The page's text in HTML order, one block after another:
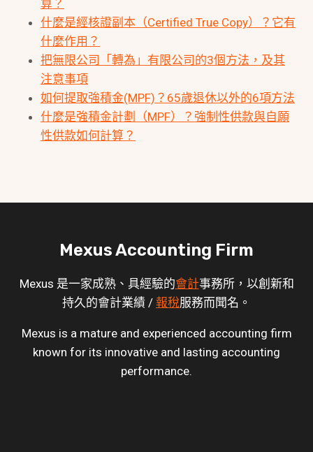
算？
什麼是經核證副本（Certified True Copy）？它有
什麼作用？
把無限公司「轉為」有限公司的3個方法，及其
注意事項
如何提取強積金(MPF)？65歲退休以外的6項方法
什麼是強積金計劃（MPF）？強制性供款與自願
性供款如何計算？
Mexus Accounting Firm
Mexus 是一家成熟、具經驗的會計事務所，以創新和
持久的會計業績 / 報稅服務而聞名。
Mexus is a mature and experienced accounting firm
known for its innovative and lasting accounting
performance.